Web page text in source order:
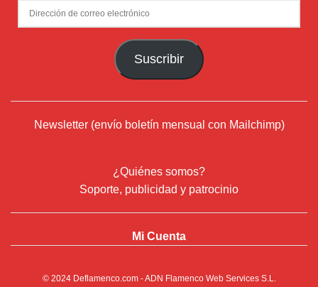
Dirección
de
Suscribir
Newsletter (envío boletín mensual con Mailchimp)
¿Quiénes somos?
Soporte, publicidad y patrocinio
Mi Cuenta
© 2024 Deflamenco.com- ADN Flamenco Web Services S.L.